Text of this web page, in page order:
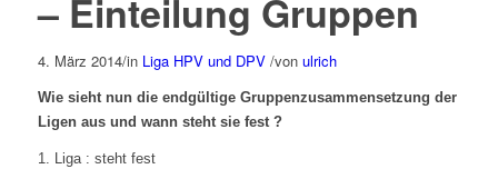
– Einteilung Gruppen
4. März 2014/in Liga HPV und DPV /von ulrich
Wie sieht nun die endgültige Gruppenzusammensetzung der
Ligen aus und wann steht sie fest ?
1. Liga : steht fest